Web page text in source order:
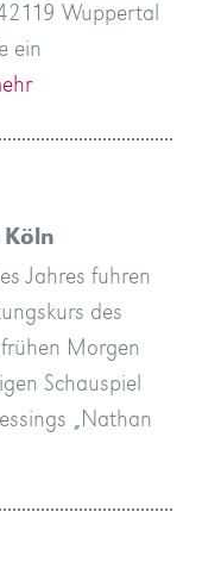
Wuppertal
ein
Köln
Jahres fuhren
des
Morgen
Schauspiel
„Nathan